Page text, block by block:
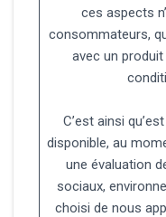
ces aspects
consommateurs,
avec un
C’est ainsi
disponible, au
une évaluation
sociaux,
choisi de nous